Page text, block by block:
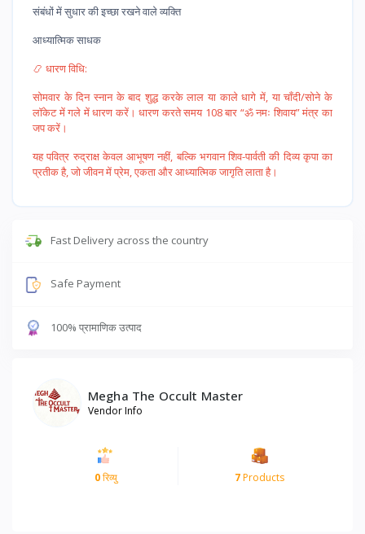
संबंधों में सुधार की इच्छा रखने वाले व्यक्ति
आध्यात्मिक साधक
📿 धारण विधि:
सोमवार के दिन स्नान के बाद शुद्ध करके लाल या काले धागे में, या चाँदी/सोने के
लॉकेट में गले में धारण करें। धारण करते समय 108 बार “ॐ नमः शिवाय” मंत्र का
जप करें।
यह पवित्र रुद्राक्ष केवल आभूषण नहीं, बल्कि भगवान शिव-पार्वती की दिव्य कृपा का
प्रतीक है, जो जीवन में प्रेम, एकता और आध्यात्मिक जागृति लाता है।
Fast Delivery across the country
Safe Payment
100% प्रामाणिक उत्पाद
Megha The Occult Master
Vendor Info
0रिव्यु 7Products